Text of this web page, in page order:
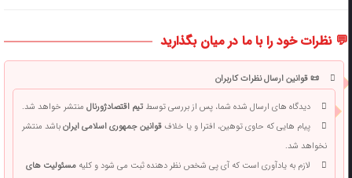
💬 نظرات خود را با ما در میان بگذارید
📜 قوانین ارسال نظرات کاربران
دیدگاه های ارسال شده شما، پس از بررسی توسطتیم اقتصادژورنالمنتشر خواهد شد.
پیام هایی که حاوی توهین، افترا و یا خلافقوانین جمهوری اسلامی ایرانباشد منتشر
نخواهد شد.
لازم به یادآوری است که آی پی شخص نظر دهنده ثبت می شود و کلیهمسئولیت های